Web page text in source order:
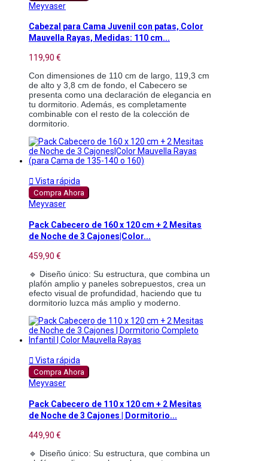
Meyvaser
Cabezal para Cama Juvenil con patas, Color
Mauvella Rayas, Medidas: 110 cm...
119,90 €
Con dimensiones de 110 cm de largo, 119,3 cm
de alto y 3,8 cm de fondo, el Cabecero se
presenta como una declaración de elegancia en
tu dormitorio. Además, es completamente
combinable con el resto de la colección de
dormitorio.
 Vista rápida
Compra Ahora
Meyvaser
Pack Cabecero de 160 x 120 cm + 2 Mesitas
de Noche de 3 Cajones|Color...
459,90 €
🔹 Diseño único: Su estructura, que combina un
plafón amplio y paneles sobrepuestos, crea un
efecto visual de profundidad, haciendo que tu
dormitorio luzca más amplio y moderno.
 Vista rápida
Compra Ahora
Meyvaser
Pack Cabecero de 110 x 120 cm + 2 Mesitas
de Noche de 3 Cajones | Dormitorio...
449,90 €
🔹 Diseño único: Su estructura, que combina un